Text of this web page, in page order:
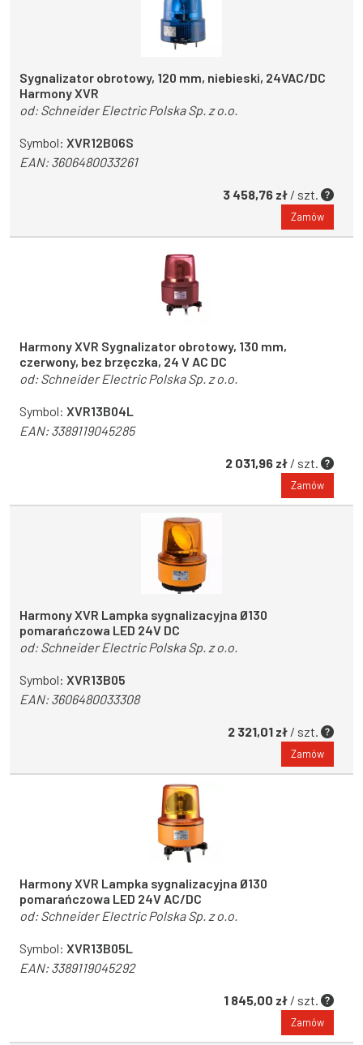
Sygnalizator obrotowy, 120 mm, niebieski, 24VAC/DC
Harmony XVR
od:Schneider Electric Polska Sp. z o.o.
Symbol: XVR12B06S
EAN:3606480033261
3 458,76 zł / szt.
Zamów
Harmony XVR Sygnalizator obrotowy, 130 mm,
czerwony, bez brzęczka, 24 V AC DC
od:Schneider Electric Polska Sp. z o.o.
Symbol: XVR13B04L
EAN:3389119045285
2 031,96 zł / szt.
Zamów
Harmony XVR Lampka sygnalizacyjna Ø130
pomarańczowa LED 24V DC
od:Schneider Electric Polska Sp. z o.o.
Symbol: XVR13B05
EAN:3606480033308
2 321,01 zł / szt.
Zamów
Harmony XVR Lampka sygnalizacyjna Ø130
pomarańczowa LED 24V AC/DC
od:Schneider Electric Polska Sp. z o.o.
Symbol: XVR13B05L
EAN:3389119045292
1 845,00 zł / szt.
Zamów